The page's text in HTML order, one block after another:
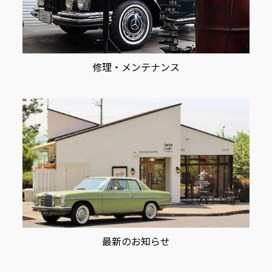
修理・メンテナンス
最新のお知らせ